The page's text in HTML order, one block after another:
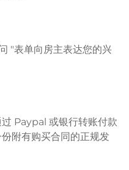
"表单向房主表达您的兴
Paypal 或银行转账付款
附有购买合同的正规发